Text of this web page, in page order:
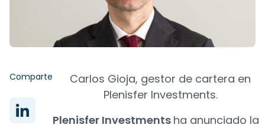
Comparte
Carlos Gioja, gestor de cartera en
Plenisfer Investments.
Plenisfer Investments ha anunciado la